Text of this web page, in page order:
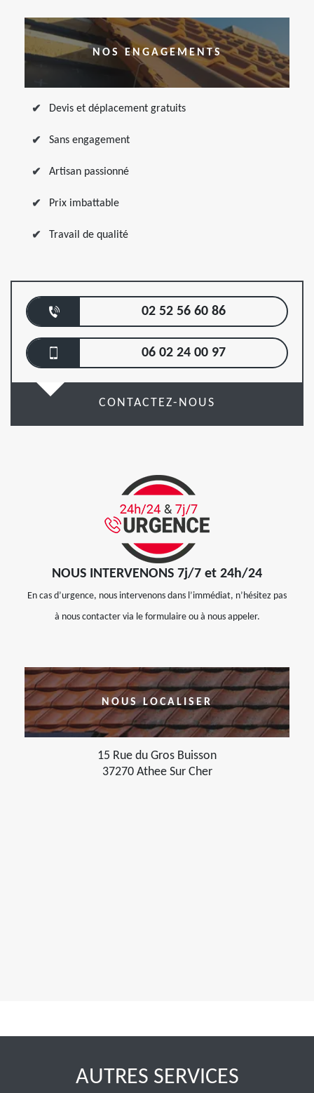
NOS ENGAGEMENTS
Devis et déplacement gratuits
Sans engagement
Artisan passionné
Prix imbattable
Travail de qualité
02 52 56 60 86
06 02 24 00 97
CONTACTEZ-NOUS
NOUS INTERVENONS 7j/7 et 24h/24
En cas d’urgence, nous intervenons dans l’immédiat, n’hésitez pas
à nous contacter via le formulaire ou à nous appeler.
NOUS LOCALISER
15 Rue du Gros Buisson
37270 Athee Sur Cher
AUTRES SERVICES